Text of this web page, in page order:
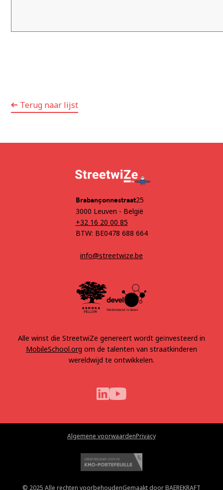
Terug naar lijst
‍Brabançonnestraat25
3000 Leuven - België
+32 16 20 00 85
BTW: BE0478 688 664
info@streetwize.be
Alle winst die StreetwiZe genereert wordt geïnvesteerd in
MobileSchool.org om de talenten van straatkinderen
wereldwijd te ontwikkelen.
Algemene voorwaardenPrivacy
© 2025 Alle rechten voorbehoudenGemaakt door BAEREKRAFT